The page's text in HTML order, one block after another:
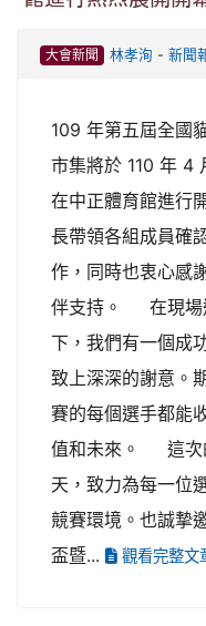
大會新聞 林孝洵 - 新聞
109 年第五屆全國
市集將於 110 年 4
在中正體育館進行
長帶領各組成員確
作，同時也衷心感
伴支持。 在現場
下，我們有一個成
致上深深的謝意。
賽的每個選手都能
值和未來。 這次
天，致力為每一位
競賽環境。也誠摯
盃暨...
觀看完整文